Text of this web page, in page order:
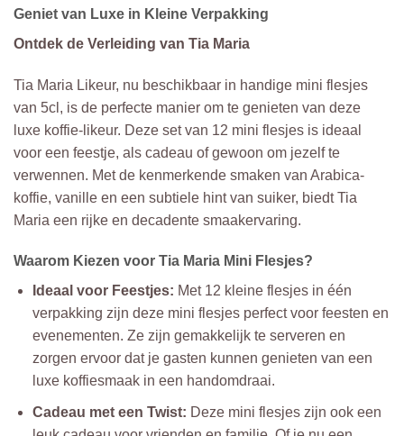
Geniet van Luxe in Kleine Verpakking
Ontdek de Verleiding van Tia Maria
Tia Maria Likeur, nu beschikbaar in handige mini flesjes
van 5cl, is de perfecte manier om te genieten van deze
luxe koffie-likeur. Deze set van 12 mini flesjes is ideaal
voor een feestje, als cadeau of gewoon om jezelf te
verwennen. Met de kenmerkende smaken van Arabica-
koffie, vanille en een subtiele hint van suiker, biedt Tia
Maria een rijke en decadente smaakervaring.
Waarom Kiezen voor Tia Maria Mini Flesjes?
Ideaal voor Feestjes: Met 12 kleine flesjes in één
verpakking zijn deze mini flesjes perfect voor feesten en
evenementen. Ze zijn gemakkelijk te serveren en
zorgen ervoor dat je gasten kunnen genieten van een
luxe koffiesmaak in een handomdraai.
Cadeau met een Twist: Deze mini flesjes zijn ook een